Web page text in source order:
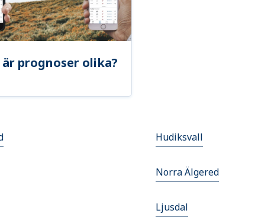
prognoser olika?
Hudiksvall
Norra Älgered
Ljusdal